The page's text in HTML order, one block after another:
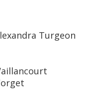
Turgeon